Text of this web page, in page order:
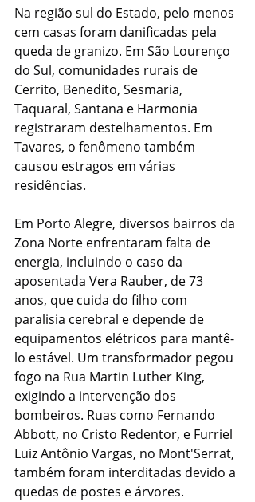
Na região sul do Estado, pelo menos
cem casas foram danificadas pela
queda de granizo. Em São Lourenço
do Sul, comunidades rurais de
Cerrito, Benedito, Sesmaria,
Taquaral, Santana e Harmonia
registraram destelhamentos. Em
Tavares, o fenômeno também
causou estragos em várias
residências.
Em Porto Alegre, diversos bairros da
Zona Norte enfrentaram falta de
energia, incluindo o caso da
aposentada Vera Rauber, de 73
anos, que cuida do filho com
paralisia cerebral e depende de
equipamentos elétricos para mantê-
lo estável. Um transformador pegou
fogo na Rua Martin Luther King,
exigindo a intervenção dos
bombeiros. Ruas como Fernando
Abbott, no Cristo Redentor, e Furriel
Luiz Antônio Vargas, no Mont'Serrat,
também foram interditadas devido a
quedas de postes e árvores.